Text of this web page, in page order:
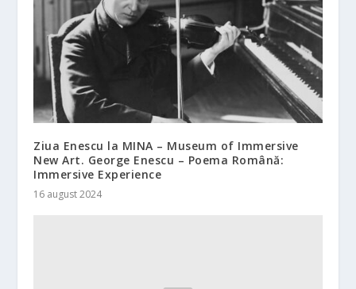
Ziua Enescu la MINA – Museum of Immersive
New Art. George Enescu – Poema Română:
Immersive Experience
16 august 2024